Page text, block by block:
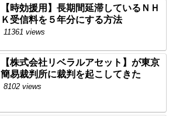
【時効援用】長期間延滞しているＮＨ
Ｋ受信料を５年分にする方法
11361 views
【株式会社リベラルアセット】が東京
簡易裁判所に裁判を起こしてきた
8102 views